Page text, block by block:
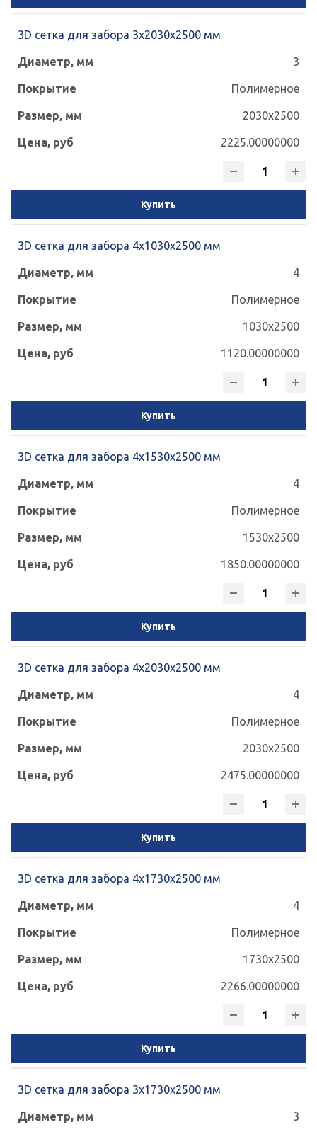
3D сетка для забора 3x2030x2500 мм
3
Полимерное
2030x2500
2225.00000000
Купить
3D сетка для забора 4x1030x2500 мм
4
Полимерное
1030x2500
1120.00000000
Купить
3D сетка для забора 4x1530x2500 мм
4
Полимерное
1530x2500
1850.00000000
Купить
3D сетка для забора 4x2030x2500 мм
4
Полимерное
2030x2500
2475.00000000
Купить
3D сетка для забора 4x1730x2500 мм
4
Полимерное
1730x2500
2266.00000000
Купить
3D сетка для забора 3x1730x2500 мм
3